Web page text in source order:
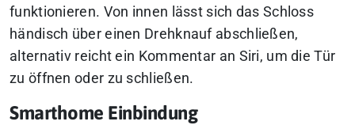
funktionieren. Von innen lässt sich das Schloss
händisch über einen Drehknauf abschließen,
alternativ reicht ein Kommentar an Siri, um die Tür
zu öffnen oder zu schließen.
Smarthome Einbindung